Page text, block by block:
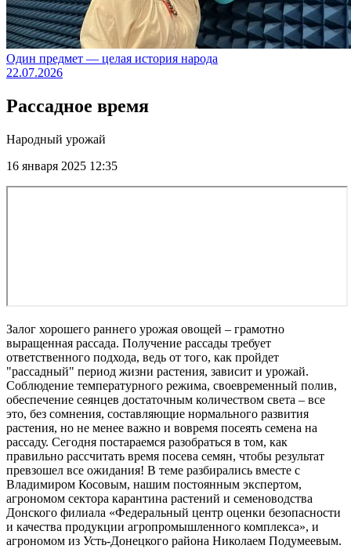
Один предмет — целая история народа
22.07.2026
Рассадное время
Народный урожай
16 января 2025 12:35
Залог хорошего раннего урожая овощей – грамотно
выращенная рассада. Получение рассады требует
ответственного подхода, ведь от того, как пройдет
"рассадный" период жизни растения, зависит и урожай.
Соблюдение температурного режима, своевременный полив,
обеспечение сеянцев достаточным количеством света – все
это, без сомнения, составляющие нормального развития
растения, но не менее важно и вовремя посеять семена на
рассаду. Сегодня постараемся разобраться в том, как
правильно рассчитать время посева семян, чтобы результат
превзошел все ожидания! В теме разбирались вместе с
Владимиром Косовым, нашим постоянным экспертом,
агрономом сектора карантина растений и семеноводства
Донского филиала «Федеральный центр оценки безопасности
и качества продукции агропромышленного комплекса», и
агрономом из Усть-Донецкого района Николаем Подумеевым.